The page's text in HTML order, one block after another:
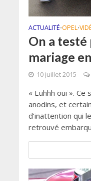
ACTUALITÉ•OPEL•
On a testé
mariage
10 juillet 2015
« Euhhh oui ».
anodins, et
d’inattention qui
retrouvé